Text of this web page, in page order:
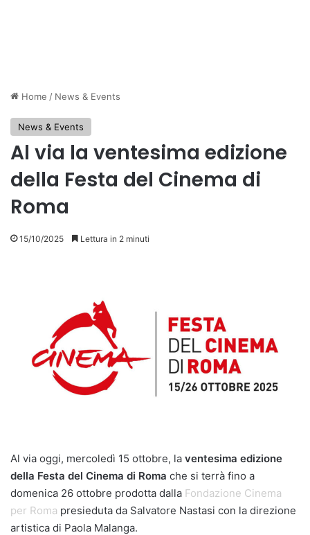
Home / News & Events
News & Events
Al via la ventesima edizione
della Festa del Cinema di
Roma
15/10/2025 Lettura in 2 minuti
Al via oggi, mercoledì 15 ottobre, la ventesima edizione
della Festa del Cinema di Roma che si terrà fino a
domenica 26 ottobre prodotta dalla Fondazione Cinema
per Roma presieduta da Salvatore Nastasi con la direzione
artistica di Paola Malanga.